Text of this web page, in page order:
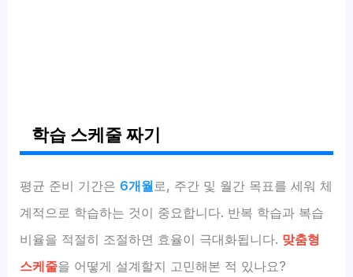
학습 스케줄 짜기
평균 준비 기간은 6개월 로, 주간 및 월간 목표를 세워 체
계적으로 학습하는 것이 중요합니다. 반복 학습과 복습
비율을 적절히 조절하면 효율이 극대화됩니다. 맞춤형
스케줄을 어떻게 설계할지 고민해본 적 있나요?